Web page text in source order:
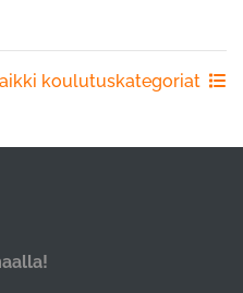
koulutuskategoriat